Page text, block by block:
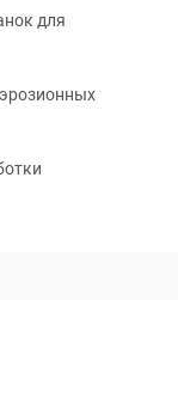
для